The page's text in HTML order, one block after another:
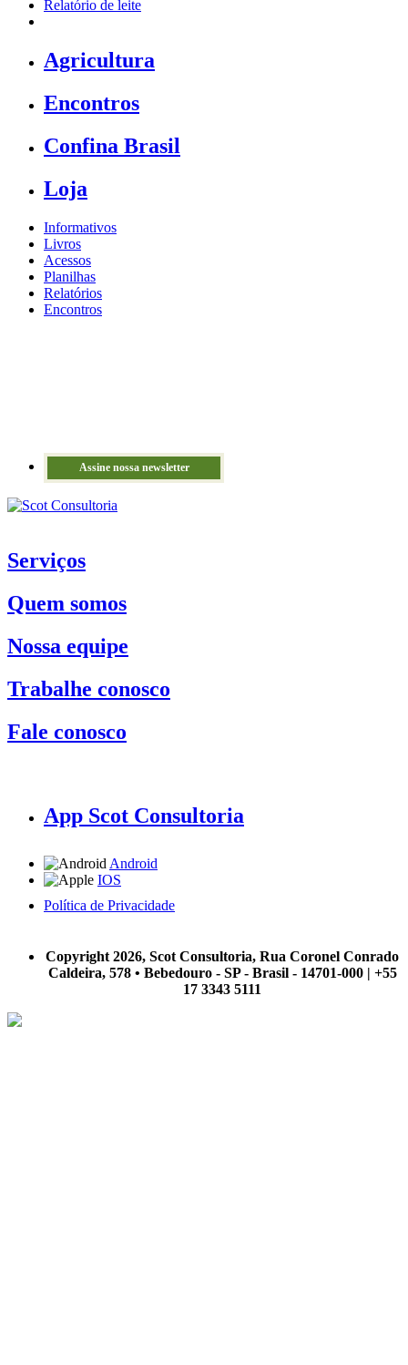
Relatório de leite
Agricultura
Encontros
Confina Brasil
Loja
Informativos
Livros
Acessos
Planilhas
Relatórios
Encontros
Assine nossa newsletter
Serviços
Quem somos
Nossa equipe
Trabalhe conosco
Fale conosco
App Scot Consultoria
Android
IOS
Política de Privacidade
Copyright 2026, Scot Consultoria, Rua Coronel Conrado
Caldeira, 578 • Bebedouro - SP - Brasil - 14701-000 | +55
17 3343 5111